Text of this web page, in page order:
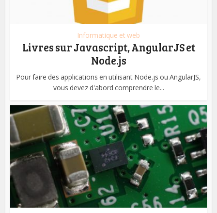
Informatique et web
Livres sur Javascript, AngularJS et
Node.js
Pour faire des applications en utilisant Node.js ou AngularJS,
vous devez d'abord comprendre le...